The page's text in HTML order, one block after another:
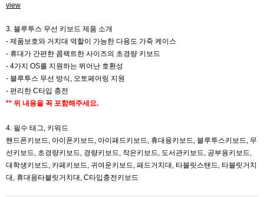
view
3. 블루투스 무선 키보드 제품 소개
- 제품보호와 거치대 역할이 가능한 다용도 가죽 케이스
- 휴대가 간편한 콤팩트한 사이즈의 초경량 키보드
- 4가지 OS를 지원하는 뛰어난 호환성
- 블루투스 무선 방식, 오토페어링 지원
- 편리한 C타입 충전
** 위 내용을 꼭 포함해주세요.
4. 필수 태그, 키워드
핸드폰키보드, 아이폰키보드, 아이패드키보드, 휴대용키보드, 블루투스키보드, 무
선키보드, 초경량키보드, 경량키보드, 작은키보드, 도서관키보드, 공부용키보드,
대학생키보드, 카페키보드, 귀여운키보드, 패드거치대, 타블릿스탠드, 타블릿거치
대, 휴대용타블릿거치대, C타입충전키보드